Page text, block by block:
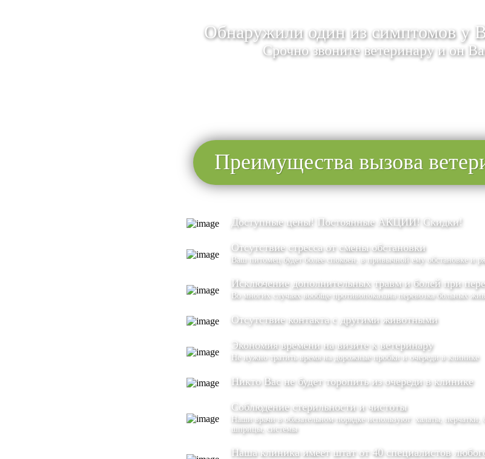
Обнаружили один из симптомов у
Срочно звоните ветеринару и он
Преимущества вызова
Доступные цены! Постоянные АКЦИИ! Скидки!
Отсутствие стресса от смены обстановки
Ваш питомец будет более спокоен, в привычной ему обстановке и
Исключение дополнительных травм и болей при
Во многих случаях вообще противопоказана перевозка больных
Отсутствие контакта с другими животными
Экономия времени на визите к ветеринару
Не нужно тратить время на дорожные пробки и очереди в клинике
Никто Вас не будет торопить из очереди в клинике
Соблюдение стерильности и чистоты
Наши врачи в обязательном порядке используют: халаты,
шприцы, системы
Наша клиника имеет штат от 40 специалистов